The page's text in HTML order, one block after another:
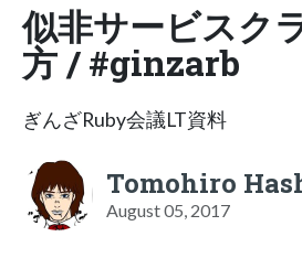
似非サービスク
方 / #ginzarb
ぎんざRuby会議LT資料
Tomohiro
August 05, 2017